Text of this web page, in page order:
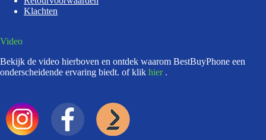
Klachten
Video
Bekijk de video hierboven en ontdek waarom BestBuyPhone een
onderscheidende ervaring biedt. of klik hier .